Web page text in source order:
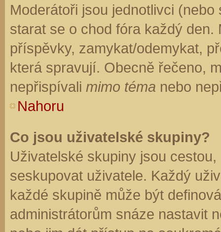
Moderátoři jsou jednotlivci
starat se o chod fóra každý
příspěvky, zamykat/odemykat,
která spravují. Obecně řečeno,
nepřispívali mimo téma nebo
Nahoru
Co jsou uživatelské skupiny?
Uživatelské skupiny jsou
seskupovat uživatele. Každý
každé skupině může být
administrátorům snáze nastavit